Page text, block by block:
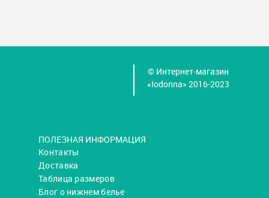
© Интернет-магазин
«Iodonna» 2016-2023
ПОЛЕЗНАЯ ИНФОРМАЦИЯ
Контакты
Доставка
Таблица размеров
Блог о нижнем белье